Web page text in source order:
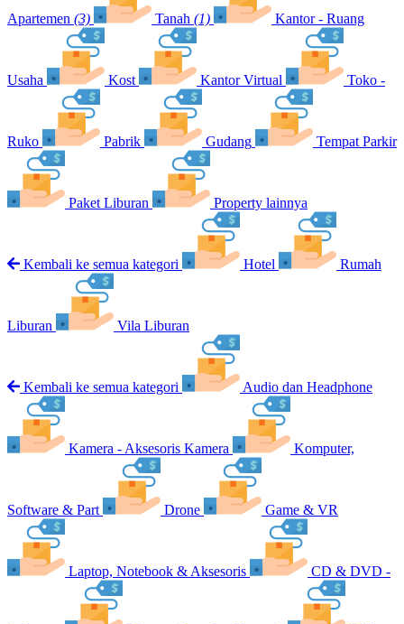
Apartemen (3) Tanah (1) Kantor - Ruang
Usaha Kost Kantor Virtual Toko -
Ruko Pabrik Gudang Tempat Parkir
Paket Liburan Property lainnya
Kembali ke semua kategori Hotel Rumah
Liburan Vila Liburan
Kembali ke semua kategori Audio dan Headphone
Kamera - Aksesoris Kamera Komputer,
Software & Part Drone Game & VR
Laptop, Notebook & Aksesoris CD & DVD -